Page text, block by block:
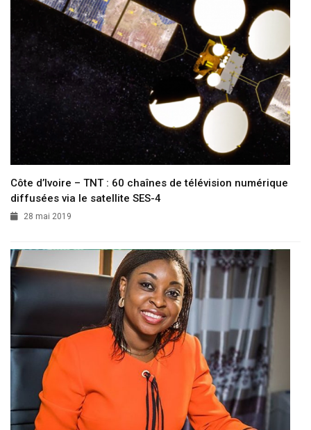
Côte d’Ivoire – TNT : 60 chaînes de télévision numérique
diffusées via le satellite SES-4
28 mai 2019